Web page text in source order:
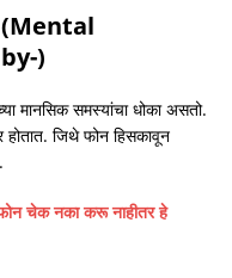
(Mental
)
मानसिक समस्यांचा धोका असतो.
जिथे फोन हिसकावून
चेक नका करू नाहीतर हे